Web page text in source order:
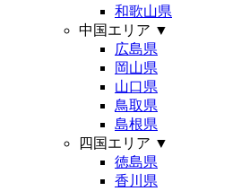
和歌山県
中国エリア ▼
広島県
岡山県
山口県
鳥取県
島根県
四国エリア ▼
徳島県
香川県